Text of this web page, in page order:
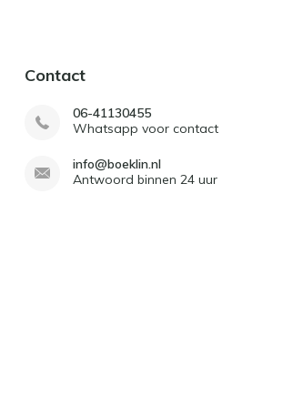
Contact
06-41130455
Whatsapp voor contact
info@boeklin.nl
Antwoord binnen 24 uur